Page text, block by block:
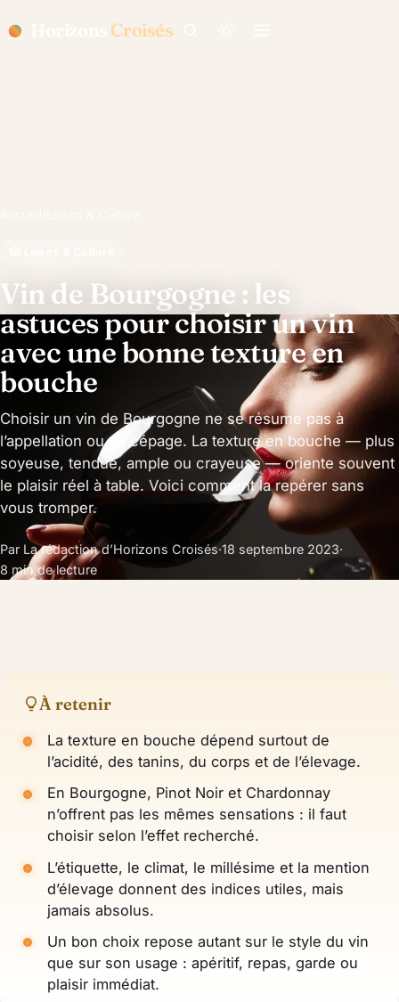
Croisés
Vin de Bourgogne : les
astuces pour choisir un vin
avec une bonne texture en
bouche
Choisir un vin de Bourgogne ne se résume pas à
l’appellation ou au cépage. La texture en bouche — plus
soyeuse, tendue, ample ou crayeuse — oriente souvent
le plaisir réel à table. Voici comment la repérer sans
vous tromper.
Par La rédaction d’Horizons Croisés·18 septembre 2023·
8 min de lecture
À retenir
La texture en bouche dépend surtout de
l’acidité, des tanins, du corps et de l’élevage.
En Bourgogne, Pinot Noir et Chardonnay
n’offrent pas les mêmes sensations : il faut
choisir selon l’effet recherché.
L’étiquette, le climat, le millésime et la mention
d’élevage donnent des indices utiles, mais
jamais absolus.
Un bon choix repose autant sur le style du vin
que sur son usage : apéritif, repas, garde ou
plaisir immédiat.